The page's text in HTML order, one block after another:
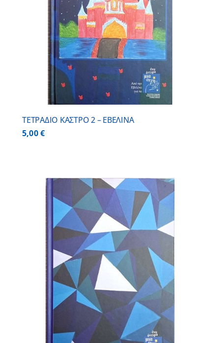
ΤΕΤΡΑΔΙΟ ΚΑΣΤΡΟ 2 – ΕΒΕΛΙΝΑ
5,00€